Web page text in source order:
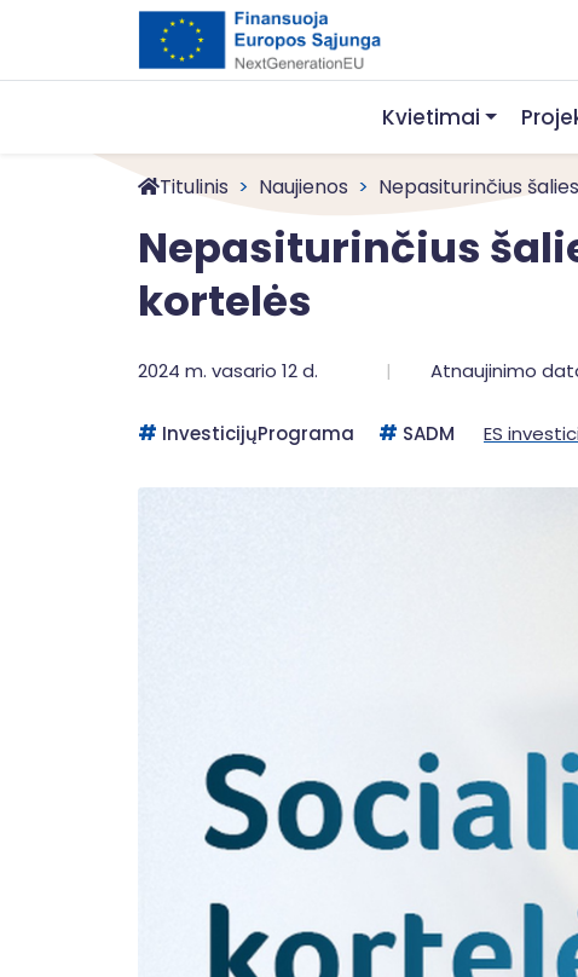
Kvietimai
Titulinis Naujienos Nepasiturinčius
Nepasiturinčius
kortelės
2024 m. vasario 12 d. Atnaujinimo
InvesticijųPrograma SADM ES